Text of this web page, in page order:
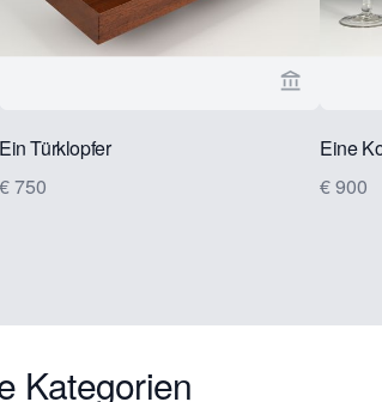
von Limburg Antiquairs ansehen
Ein Türklopfer
€ 750
Eine
€ 900
Kategorien